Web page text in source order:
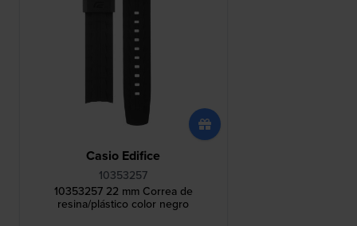
Casio Edifice
10353257
10353257 22 mm Correa de
resina/plástico color negro